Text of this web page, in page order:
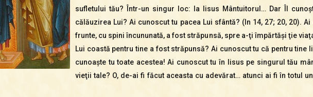
sufletului tău? Într-un singur loc: la Iisus Mântuitorul… Dar Îl
călăuzirea Lui? Ai cunoscut tu pacea Lui sfântă? (In 14, 27; 20, 20).
frunte, cu spini încununată, a fost străpunsă, spre a-ţi împărtăşi ţie
Lui coastă pentru tine a fost străpunsă? Ai cunoscut tu că pentru tine
cunoaşte tu toate acestea! Ai cunoscut tu în Iisus pe singurul tău
vieţii tale? O, de-ai fi făcut aceasta cu adevărat… atunci ai fi în totul